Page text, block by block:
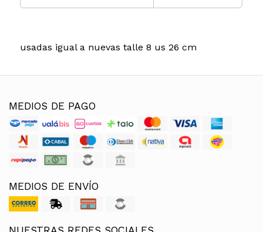
usadas igual a nuevas talle 8 us 26 cm
MEDIOS DE PAGO
MEDIOS DE ENVÍO